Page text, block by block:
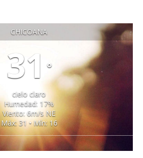
CHICOANA
31 °
cielo claro
Humedad: 17%
Viento: 6m/s NE
Máx: 31 • Mín: 16